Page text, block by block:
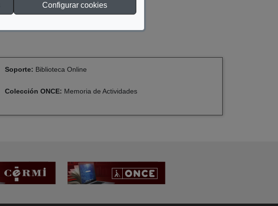
Configurar cookies
Soporte: Biblioteca Online
Colección ONCE: Memoria de Actividades